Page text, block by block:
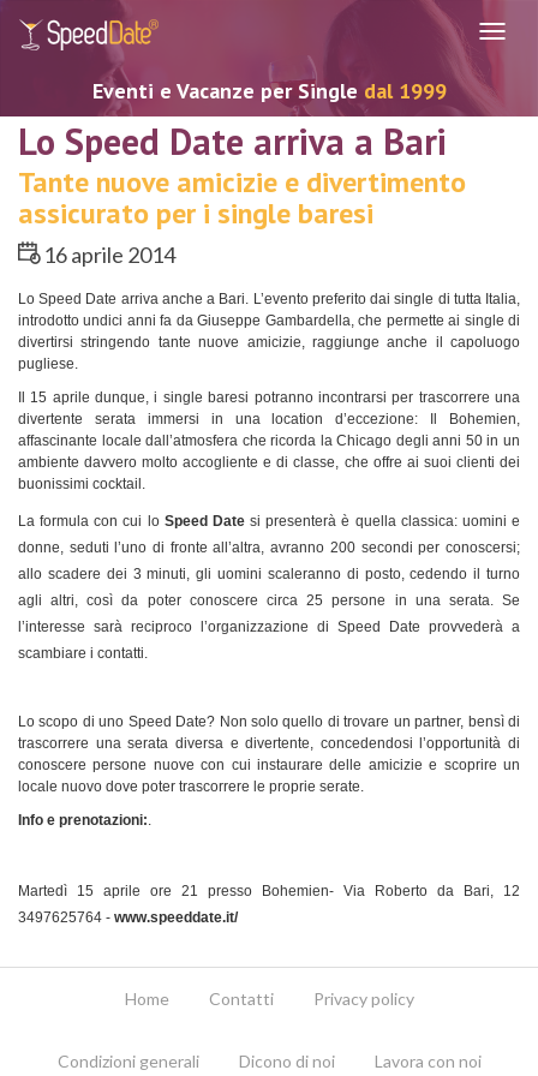
Eventi e Vacanze per Single dal 1999
Lo Speed Date arriva a Bari
Tante nuove amicizie e divertimento
assicurato per i single baresi
16 aprile 2014
Lo Speed Date arriva anche a Bari. L’evento preferito dai single di tutta Italia,
introdotto undici anni fa da Giuseppe Gambardella, che permette ai single di
divertirsi stringendo tante nuove amicizie, raggiunge anche il capoluogo
pugliese.
Il 15 aprile dunque, i single baresi potranno incontrarsi per trascorrere una
divertente serata immersi in una location d’eccezione: Il Bohemien,
affascinante locale dall’atmosfera che ricorda la Chicago degli anni 50 in un
ambiente davvero molto accogliente e di classe, che offre ai suoi clienti dei
buonissimi cocktail.
La formula con cui lo Speed Datesi presenterà è quella classica: uomini e
donne, seduti l’uno di fronte all’altra, avranno 200 secondi per conoscersi;
allo scadere dei 3 minuti, gli uomini scaleranno di posto, cedendo il turno
agli altri, così da poter conoscere circa 25 persone in una serata. Se
l’interesse sarà reciproco l’organizzazione di Speed Date provvederà a
scambiare i contatti.
Lo scopo di uno Speed Date? Non solo quello di trovare un partner, bensì di
trascorrere una serata diversa e divertente, concedendosi l’opportunità di
conoscere persone nuove con cui instaurare delle amicizie e scoprire un
locale nuovo dove poter trascorrere le proprie serate.
Info e prenotazioni:.
Martedì 15 aprile ore 21 presso Bohemien- Via Roberto da Bari, 12
3497625764 - www.speeddate.it/
Home Contatti Privacy policy
Condizioni generali Dicono di noi Lavora con noi